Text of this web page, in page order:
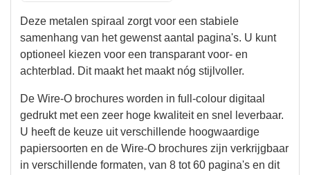
Deze metalen spiraal zorgt voor een stabiele
samenhang van het gewenst aantal pagina's. U kunt
optioneel kiezen voor een transparant voor- en
achterblad. Dit maakt het maakt nóg stijlvoller.
De Wire-O brochures worden in full-colour digitaal
gedrukt met een zeer hoge kwaliteit en snel leverbaar.
U heeft de keuze uit verschillende hoogwaardige
papiersoorten en de Wire-O brochures zijn verkrijgbaar
in verschillende formaten, van 8 tot 60 pagina's en dit